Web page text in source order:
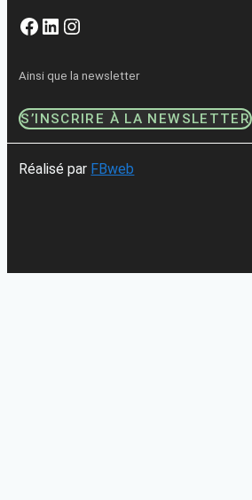
Facebook
LinkedIn
Instagram
Ainsi que la newsletter
S’INSCRIRE À LA NEWSLETTER
Réalisé par FBweb